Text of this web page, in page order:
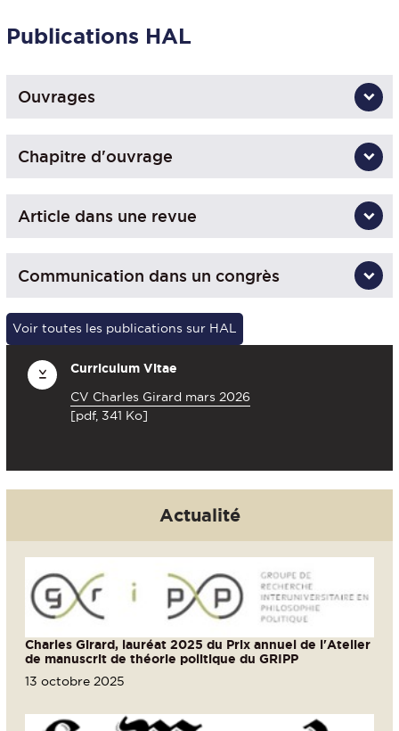
Publications HAL
Ouvrages
Chapitre d'ouvrage
Article dans une revue
Communication dans un congrès
Voir toutes les publications sur HAL
Curriculum Vitae
CV Charles Girard mars 2026
[pdf, 341 Ko]
Actualité
Charles Girard, lauréat 2025 du Prix annuel de l'Atelier
de manuscrit de théorie politique du GRIPP
13 octobre 2025